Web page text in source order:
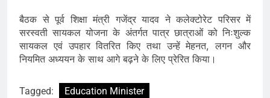
बैठक से पूर्व शिक्षा मंत्री गजेंद्र यादव ने कलेक्टोरेट परिसर में
सरस्वती सायकल योजना के अंतर्गत पात्र छात्राओं को निःशुल्क
सायकल एवं उपहार वितरित किए तथा उन्हें मेहनत, लगन और
नियमित अध्ययन के साथ आगे बढ़ने के लिए प्रेरित किया।
Tagged: Education Minister